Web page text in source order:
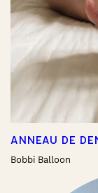
ANNEAU DE
Bobbi Balloon